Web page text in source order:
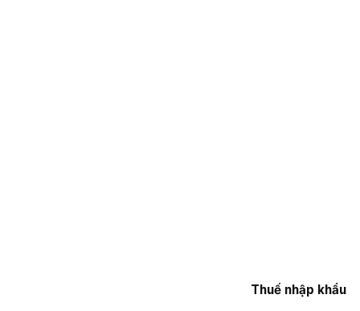
Thuế nhập khẩu